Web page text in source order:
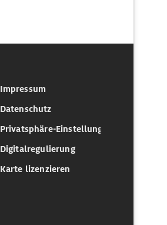
Impressum
Datenschutz
Privatsphäre-Einstellungen
Digitalregulierung
Karte lizenzieren